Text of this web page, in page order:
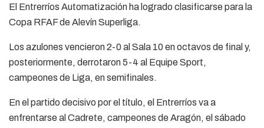
El Entrerríos Automatización ha logrado clasificarse para la
Copa RFAF de Alevín Superliga.
Los azulones vencieron 2-0 al Sala 10 en octavos de final y,
posteriormente, derrotaron 5-4 al Equipe Sport,
campeones de Liga, en semifinales.
En el partido decisivo por el título, el Entrerríos va a
enfrentarse al Cadrete, campeones de Aragón, el sábado